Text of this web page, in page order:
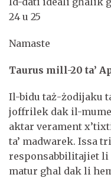
24 u 25
Namaste
Taurus mill-20 ta’
Il-bidu taż-żodijaku
joffrilek dak il-
aktar verament
ta’ madwarek. Issa
responsabbilitajiet
matur għal dak li